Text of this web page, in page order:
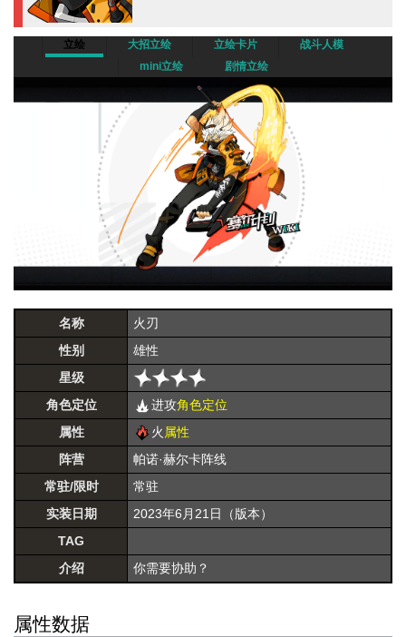
立绘 大招立绘 立绘卡片
战斗人模
mini立绘
剧情立绘
名称
火刃
性别
雄性
星级
角色定位
进攻角色定位
属性
火 属性
阵营
帕诺·赫尔卡阵线
常驻/限时
常驻
实装日期
2023年6月21日（版本）
TAG
介绍
你需要协助？
属性数据